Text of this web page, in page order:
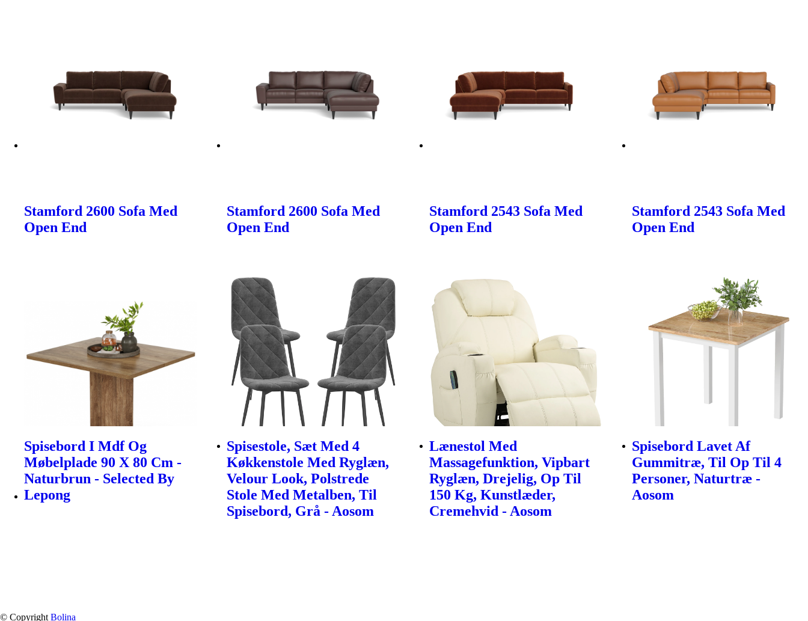
Stamford 2600 Sofa Med
Open End
Stamford 2600 Sofa Med
Open End
Stamford 2543 Sofa Med
Open End
Stamford 2543 Sofa Med
Open End
Spisebord I Mdf Og
Møbelplade 90 X 80 Cm -
Naturbrun - Selected By
Lepong
Spisestole, Sæt Med 4
Køkkenstole Med Ryglæn,
Velour Look, Polstrede
Stole Med Metalben, Til
Spisebord, Grå - Aosom
Lænestol Med
Massagefunktion, Vipbart
Ryglæn, Drejelig, Op Til
150 Kg, Kunstlæder,
Cremehvid - Aosom
Spisebord Lavet Af
Gummitræ, Til Op Til 4
Personer, Naturtræ -
Aosom
© Copyright Bolina